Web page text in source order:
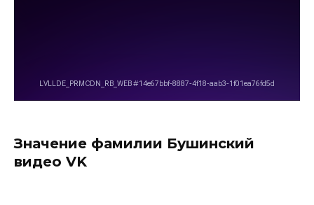
Значение фамилии Бушинский
видео VK